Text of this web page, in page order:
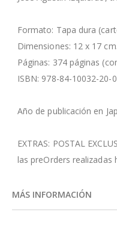
Formato: Tapa dura
Dimensiones: 12 x 17 cm.
Páginas: 374 páginas
ISBN: 978-84-10032-20-0
Año de publicación en
EXTRAS: POSTAL
las preOrders realizadas
MÁS INFORMACIÓN